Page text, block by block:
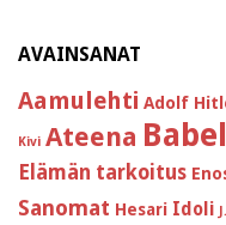
AVAINSANAT
Aamulehti Adolf
Kivi Ateena Babel
Elämän tarkoitus
Sanomat Hesari Idoli